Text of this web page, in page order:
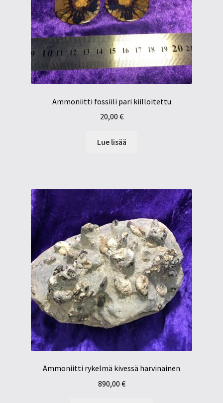
Ammoniitti fossiili pari kiilloitettu
20,00 €
Lue lisää
Ammoniitti rykelmä kivessä harvinainen
890,00 €